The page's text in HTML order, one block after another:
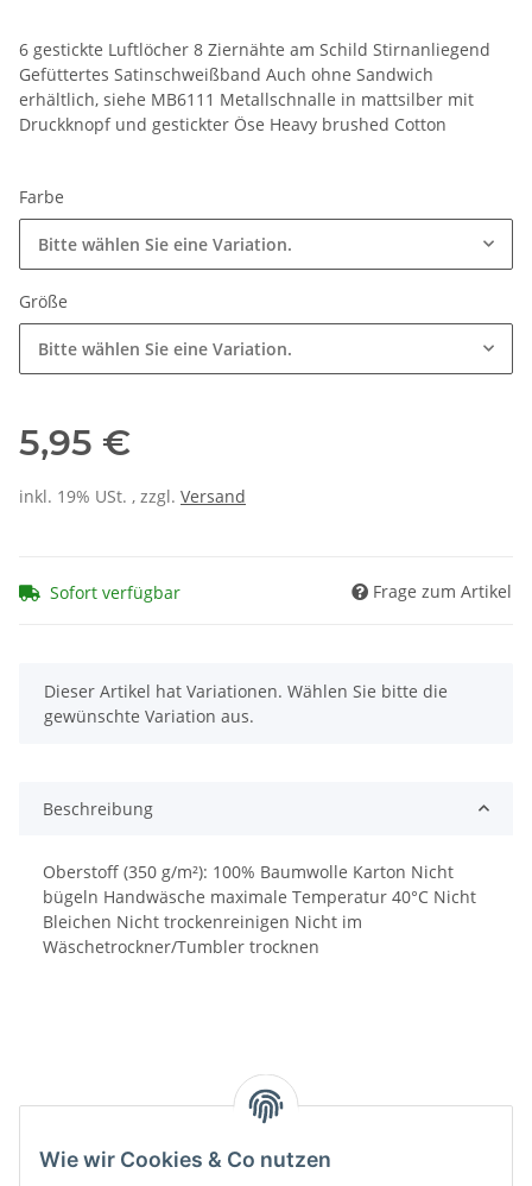
6 gestickte Luftlöcher 8 Ziernähte am Schild Stirnanliegend
Gefüttertes Satinschweißband Auch ohne Sandwich
erhältlich, siehe MB6111 Metallschnalle in mattsilber mit
Druckknopf und gestickter Öse Heavy brushed Cotton
Farbe
Bitte wählen Sie eine Variation.
Größe
Bitte wählen Sie eine Variation.
5,95 €
inkl. 19% USt. , zzgl. Versand
Sofort verfügbar Frage zum Artikel
x
Dieser Artikel hat Variationen. Wählen Sie bitte die
gewünschte Variation aus.
Beschreibung
Oberstoff (350 g/m²): 100% Baumwolle Karton Nicht
bügeln Handwäsche maximale Temperatur 40°C Nicht
Bleichen Nicht trockenreinigen Nicht im
Wäschetrockner/Tumbler trocknen
Wie wir Cookies & Co nutzen